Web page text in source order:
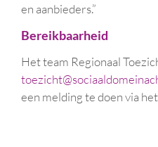
en aanbieders.”
Bereikbaarheid
Het team Regionaal
een melding te doen via het